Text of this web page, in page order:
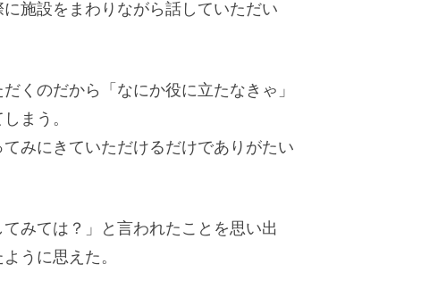
施設をまわりながら話していただい
くのだから「なにか役に立たなきゃ」
まう。
みにきていただけるだけでありがたい
みては？」と言われたことを思い出
うに思えた。